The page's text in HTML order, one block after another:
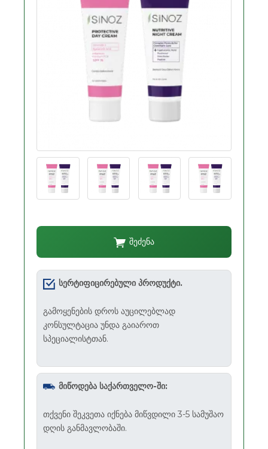
შეძენა
სერტიფიცირებული პროდუქტი.
გამოყენების დროს აუცილებლად
კონსულტაცია უნდა გაიაროთ
სპეციალისტთან.
მიწოდება საქართველო-ში:
თქვენი შეკვეთა იქნება მიწვდილი 3-5 სამუშაო
დღის განმავლობაში.